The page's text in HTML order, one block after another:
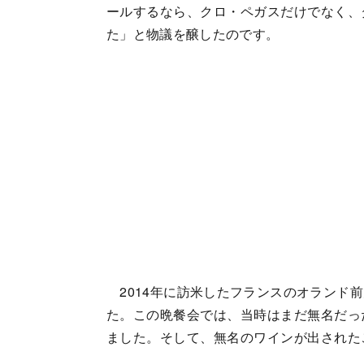
ールするなら、クロ・ペガスだけでなく
た」と物議を醸したのです。
2014年に訪米したフランスのオランド
た。この晩餐会では、当時はまだ無名だ
ました。そして、無名のワインが出され